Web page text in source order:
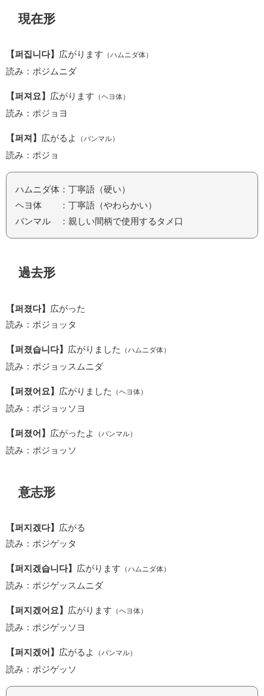
現在形
【퍼집니다】 広がります （ハムニダ体）
読み：ポジムニダ
【퍼져요】 広がります （ヘヨ体）
読み：ポジョヨ
【퍼져】 広がるよ （パンマル）
読み：ポジョ
ハムニダ体：丁寧語（硬い）
ヘヨ体 ：丁寧語（やわらかい）
パンマル ：親しい間柄で使用するタメ口
過去形
【퍼졌다】
広がった
読み：ポジョッタ
【퍼졌습니다】 広がりました （ハムニダ体）
読み：ポジョッスムニダ
【퍼졌어요】 広がりました （ヘヨ体）
読み：ポジョッソヨ
【퍼졌어】 広がったよ （パンマル）
読み：ポジョッソ
意志形
【퍼지겠다】 広がる
読み：ポジゲッタ
【퍼지겠습니다】 広がります （ハムニダ体）
読み：ポジゲッスムニダ
【퍼지겠어요】 広がります （ヘヨ体）
読み：ポジゲッソヨ
【퍼지겠어】 広がるよ （パンマル）
読み：ポジゲッソ